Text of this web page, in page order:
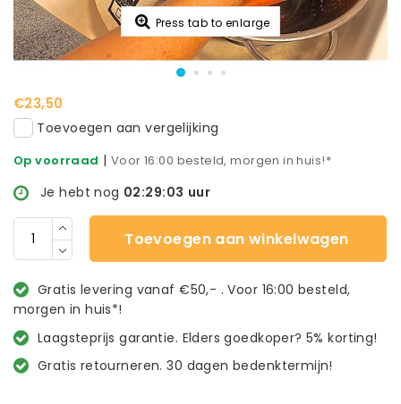
Press tab to enlarge
€23,50
Toevoegen aan vergelijking
Op voorraad | Voor 16:00 besteld, morgen in huis!*
Je hebt nog 02:29:03 uur
Toevoegen aan winkelwagen
Gratis levering vanaf €50,- . Voor 16:00 besteld,
morgen in huis*!
Laagsteprijs garantie. Elders goedkoper? 5% korting!
Gratis retourneren. 30 dagen bedenktermijn!